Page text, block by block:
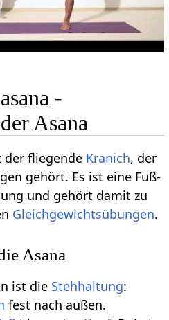
-
Asana
der fliegende Kranich, der
gehört. Es ist eine Fuß-
und gehört damit zu
Gleichgewichtsübungen.
Asana
ist die Stehhaltung:
fest nach außen.